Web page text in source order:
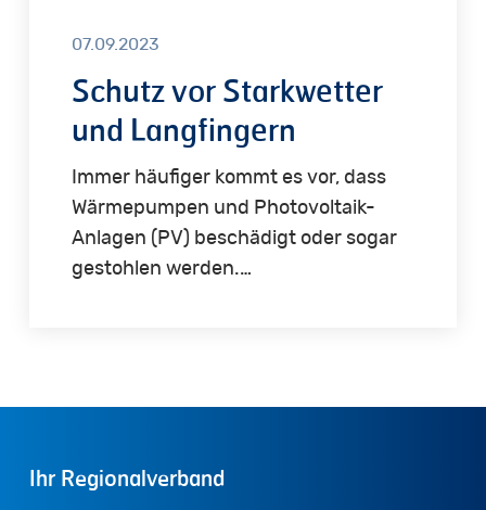
07.09.2023
Schutz vor Starkwetter
und Langfingern
Immer häufiger kommt es vor, dass
Wärmepumpen und Photovoltaik-
Anlagen (PV) beschädigt oder sogar
gestohlen werden.…
Ihr Regionalverband